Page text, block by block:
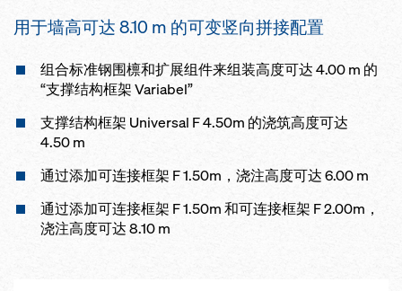
用于墙高可达 8.10 m 的可变竖向拼接配置
组合标准钢围檩和扩展组件来组装高度可达 4.00 m 的
“支撑结构框架 Variabel”
支撑结构框架 Universal F 4.50m 的浇筑高度可达
4.50 m
通过添加可连接框架 F 1.50m，浇注高度可达 6.00 m
通过添加可连接框架 F 1.50m 和可连接框架 F 2.00m，
浇注高度可达 8.10 m